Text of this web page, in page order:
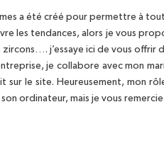
a été créé pour permettre à
les tendances, alors je vous
j’essaye ici de vous
je collabore avec mon
sur le site. Heureusement, mon
ordinateur, mais je vous